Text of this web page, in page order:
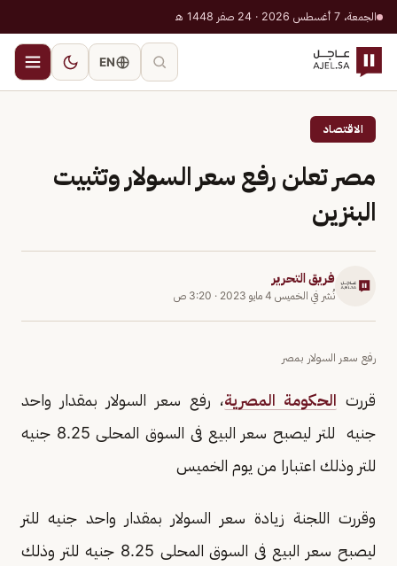
الجمعة، 7 أغسطس 2026 · 24 صفر 1448 هـ
EN
الاقتصاد
مصر تعلن رفع سعر السولار وتثبيت
البنزين
فريق التحرير
نُشر في الخميس 4 مايو 2023 · 3:20 ص
رفع سعر السولار بمصر
قررت الحكومة المصرية، رفع سعر السولار بمقدار واحد
جنيه للتر ليصبح سعر البيع فى السوق المحلى 8.25 جنيه
للتر وذلك اعتبارا من يوم الخميس
وقررت اللجنة زيادة سعر السولار بمقدار واحد جنيه للتر
ليصبح سعر البيع فى السوق المحلى 8.25 جنيه للتر وذلك